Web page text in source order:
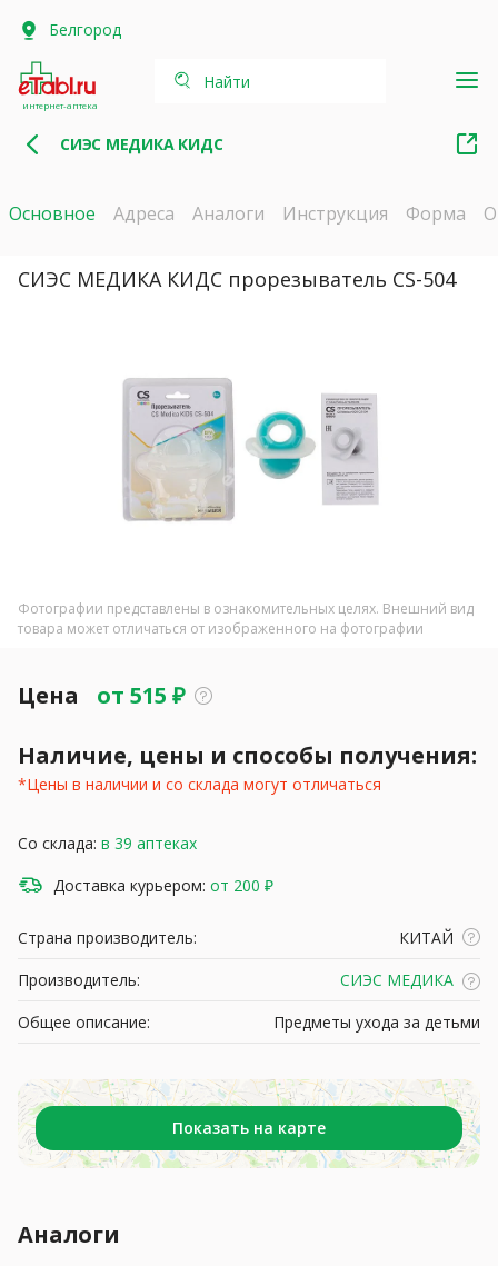
Белгород
интернет-аптека
Найти
СИЭС МЕДИКА КИДС
Основное Адреса Аналоги Инструкция Форма
СИЭС МЕДИКА КИДС прорезыватель CS-504
Фотографии представлены в ознакомительных целях. Внешний вид
товара может отличаться от изображенного на фотографии
Цена от 515 ₽
Наличие, цены и способы получения:
*Цены в наличии и со склада могут отличаться
Со склада: в 39 аптеках
Доставка курьером: от 200 ₽
Страна производитель:
КИТАЙ
Производитель:
СИЭС МЕДИКА
Общее описание:
Предметы ухода за детьми
Показать на карте
Аналоги